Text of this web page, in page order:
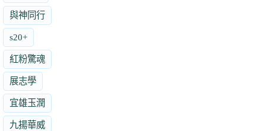
與神同行
s20+
紅粉驚魂
展志學
宜雄玉潤
九揚華威